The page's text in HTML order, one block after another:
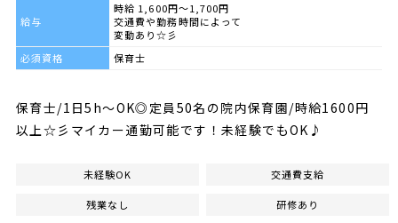
給与
時給 1,600円～1,700円
交通費や勤務時間によって
変動あり☆彡
必須資格
保育士
保育士/1日5h～OK◎定員50名の院内保育園/時給1600円
以上☆彡マイカー通勤可能です！未経験でもOK♪
未経験OK 交通費支給
残業なし 研修あり